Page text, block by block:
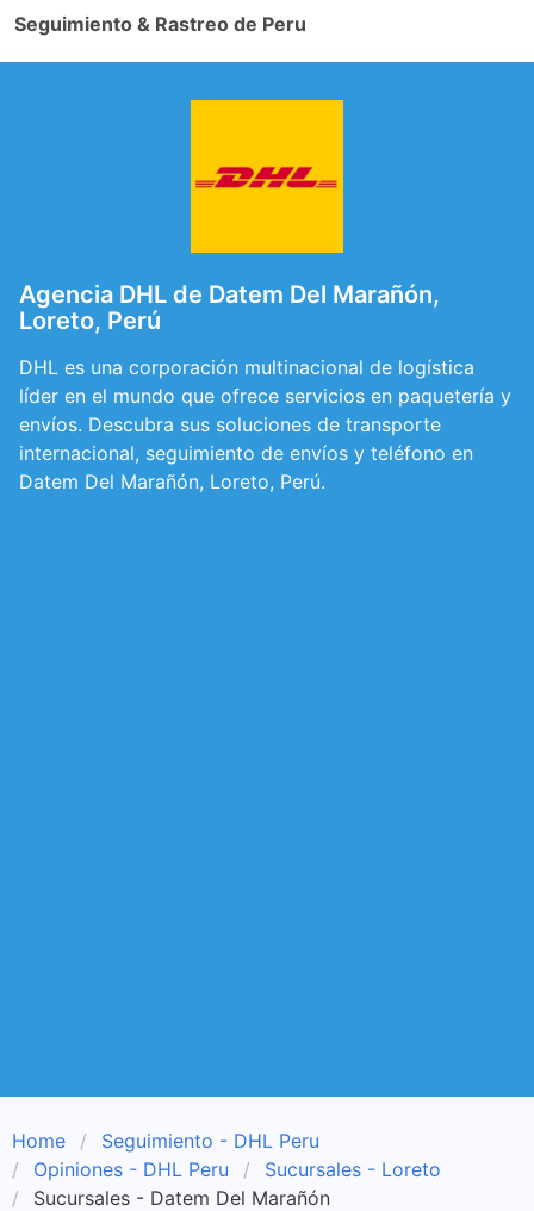
Seguimiento & Rastreo de Peru
Agencia DHL de Datem Del Marañón,
Loreto, Perú
DHL es una corporación multinacional de logística
líder en el mundo que ofrece servicios en paquetería y
envíos. Descubra sus soluciones de transporte
internacional, seguimiento de envíos y teléfono en
Datem Del Marañón, Loreto, Perú.
Home
Seguimiento - DHL Peru
Opiniones - DHL Peru
Sucursales - Loreto
Sucursales - Datem Del Marañón